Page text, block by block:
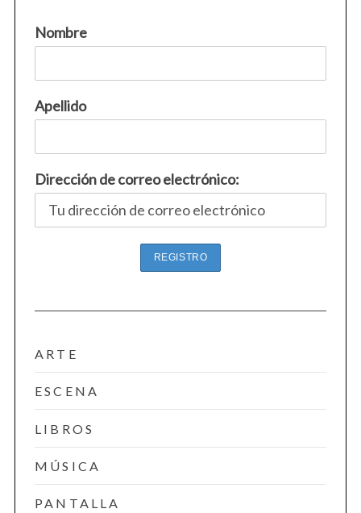
Nombre
Apellido
Dirección de correo electrónico:
ARTE
ESCENA
LIBROS
MÚSICA
PANTALLA